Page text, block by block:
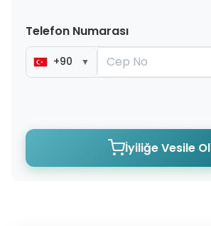
Telefon Numarası
+90 ▼
İyiliğe Vesile Ol